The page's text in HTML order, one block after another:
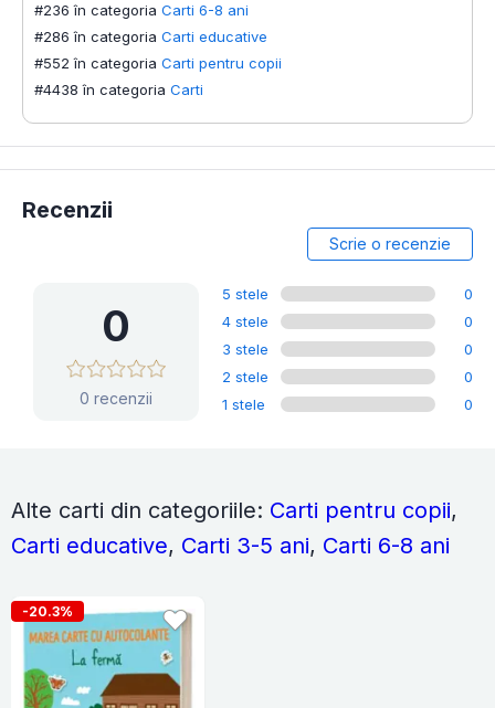
#236 în categoria Carti 6-8 ani
#286 în categoria Carti educative
#552 în categoria Carti pentru copii
#4438 în categoria Carti
Recenzii
Scrie o recenzie
0
0 recenzii
5 stele
0
4 stele
0
3 stele
0
2 stele
0
1 stele
0
Alte carti din categoriile: Carti pentru copii,
Carti educative, Carti 3-5 ani, Carti 6-8 ani
-20.3%